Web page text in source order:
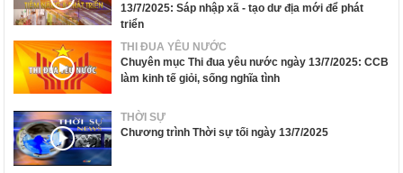
13/7/2025: Sáp nhập xã - tạo dư địa mới để phát
triển
THI ĐUA YÊU NƯỚC
Chuyên mục Thi đua yêu nước ngày 13/7/2025: CCB
làm kinh tế giỏi, sống nghĩa tình
THỜI SỰ
Chương trình Thời sự tối ngày 13/7/2025